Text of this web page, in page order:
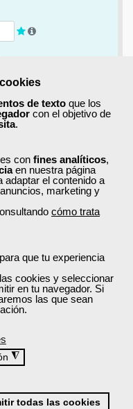
de texto que los
con el objetivo de
.
con fines analíticos,
en nuestra página
adaptar el contenido a
marketing y
cómo trata
que tu experiencia
las cookies y seleccionar
en tu navegador. Si
las que sean
◮
todas las cookies
adelante
cursos, ofertas
para el empleo
ayudarte a
los mejores